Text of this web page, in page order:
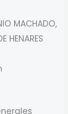
MACHADO,
HENARES